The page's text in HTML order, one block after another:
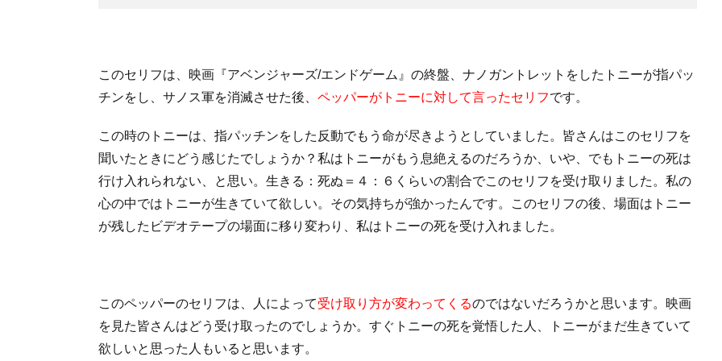
このセリフは、映画『アベンジャーズ/エンドゲーム』の終盤、ナノガントレットをしたトニーが指パッ
チンをし、サノス軍を消滅させた後、 ペッパーがトニーに対して言ったセリフです。
この時のトニーは、指パッチンをした反動でもう命が尽きようとしていました。皆さんはこのセリフを
聞いたときにどう感じたでしょうか？私はトニーがもう息絶えるのだろうか、いや、でもトニーの死は
行け入れられない、と思い。生きる：死ぬ＝４：６くらいの割合でこのセリフを受け取りました。私の
心の中ではトニーが生きていて欲しい。その気持ちが強かったんです。このセリフの後、場面はトニー
が残したビデオテープの場面に移り変わり、私はトニーの死を受け入れました。
このペッパーのセリフは、人によって受け取り方が変わってくるのではないだろうかと思います。映画
を見た皆さんはどう受け取ったのでしょうか。すぐトニーの死を覚悟した人、トニーがまだ生きていて
欲しいと思った人もいると思います。